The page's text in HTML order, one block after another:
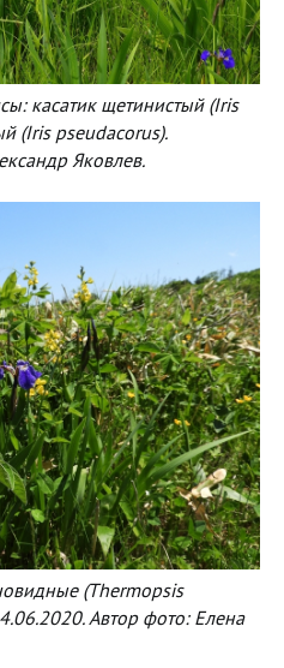
касатик щетинистый (Iris
(Iris pseudacorus).
Яковлев.
(Thermopsis
Автор фото: Елена